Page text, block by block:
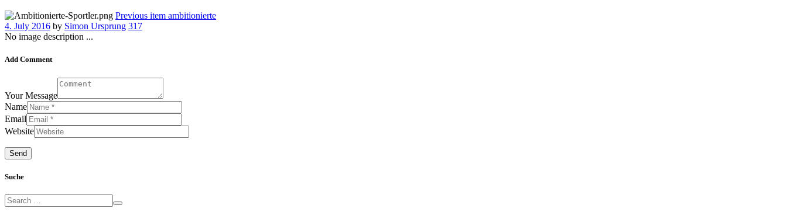
Previous item ambitionierte
4. July 2016 by Simon Ursprung 317
No image description ...
Add Comment
Your Message
Name
Email
Website
Suche